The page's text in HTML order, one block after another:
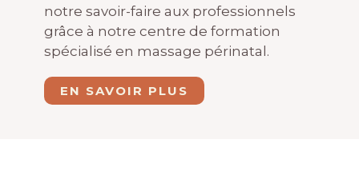
notre savoir-faire aux professionnels
grâce à notre centre de formation
spécialisé en massage périnatal.
EN SAVOIR PLUS